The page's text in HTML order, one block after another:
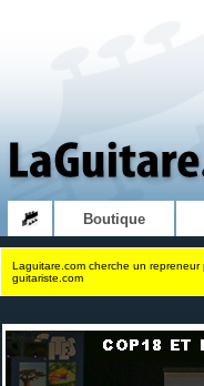
Boutique
Laguitare.com cherche un
guitariste.com